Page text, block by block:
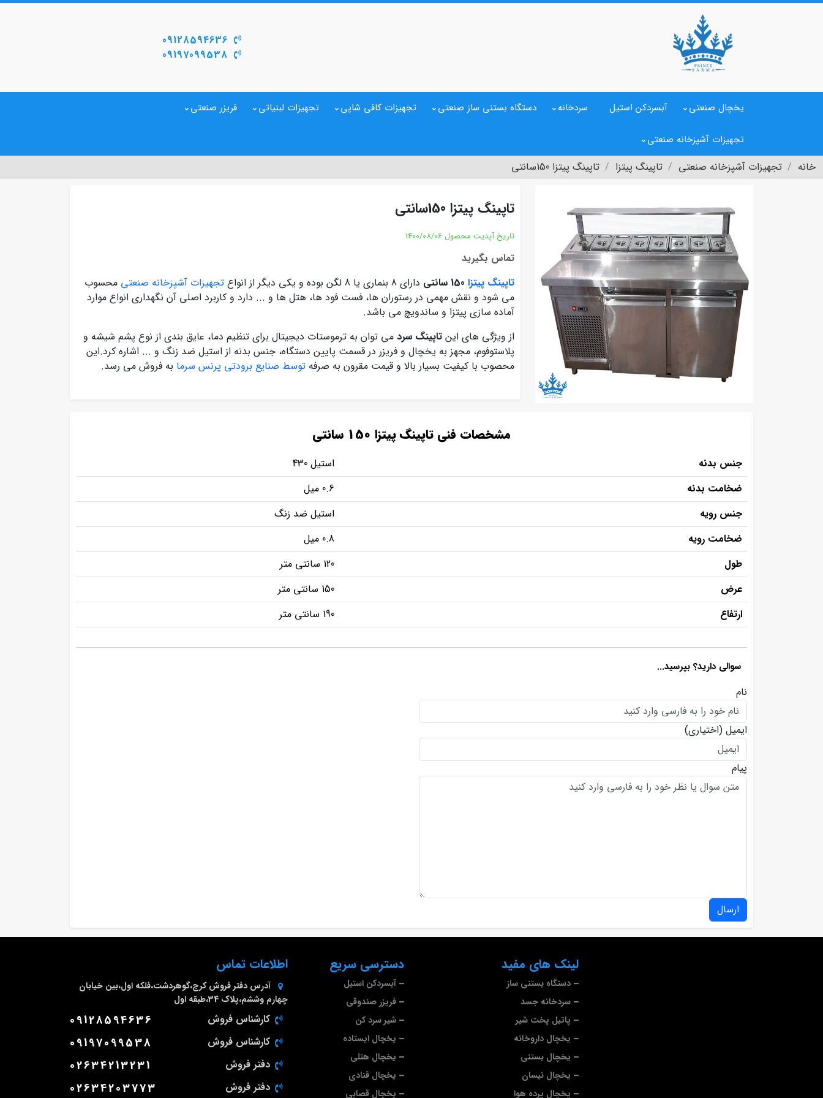
09128594636
09197099538
یخچال صنعتی آبسردکن استیل سردخانه دستگاه بستنی ساز صنعتی تجهیزات کافی شاپی تجهیزات لبنیاتی فریزر صنعتی
تجهیزات آشپزخانه صنعتی
خانه تجهیزات آشپزخانه صنعتی تاپینگ پیتزا تاپینگ پیتزا 150سانتی
تاپینگ پیتزا 150سانتی
تاریخ آپدیت محصول 1400/08/06
تماس بگیرید
تاپینگ پیتزا 150 سانتی دارای 8 بنماری یا 8 لگن بوده و یکی دیگر از انواع تجهیزات آشپزخانه صنعتی محسوب
می شود و نقش مهمی در رستوران ها، فست فود ها، هتل ها و ... دارد و کاربرد اصلی آن نگهداری انواع موارد
آماده سازی پیتزا و ساندویچ می باشد.
از ویژگی های این تاپینگ سرد می توان به ترموستات دیجیتال برای تنظیم دما، عایق بندی از نوع پشم شیشه و
پلاستوفوم، مجهز به یخچال و فریزر در قسمت پایین دستگاه، جنس بدنه از استیل ضد زنگ و ... اشاره کرد.این
محصوب با کیفیت بسیار بالا و قیمت مقرون به صرفه توسط صنایع برودتی پرنس سرما به فروش می رسد.
مشخصات فنی تاپینگ پیتزا 150 سانتی
جنس بدنه
استیل 430
ضخامت بدنه
0.6 میل
جنس رویه
استیل ضد زنگ
ضخامت رویه
0.8 میل
طول
120 سانتی متر
عرض
150 سانتی متر
ارتفاع
190 سانتی متر
سوالی دارید؟ بپرسید...
نام
ایمیل (اختیاری)
پیام
ارسال
لینک های مفید
دستگاه بستنی ساز
سردخانه جسد
پاتیل پخت شیر
یخچال داروخانه
یخچال بستنی
یخچال نیسان
یخچال پرده هوا
دسترسی سریع
آبسردکن استیل
فریزر صندوقی
شیر سرد کن
یخچال ایستاده
یخچال هتلی
یخچال قنادی
یخچال قصابی
اطلاعات تماس
آدرس دفتر فروش کرج،گوهردشت،فلکه اول،بین خیابان
چهارم وششم،پلاک 34،طبقه اول
کارشناس فروش 09128594636
کارشناس فروش 09197099538
دفتر فروش 02634213231
دفتر فروش 02634203773